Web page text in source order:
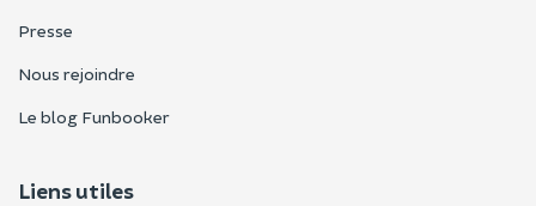
Presse
Nous rejoindre
Le blog Funbooker
Liens utiles